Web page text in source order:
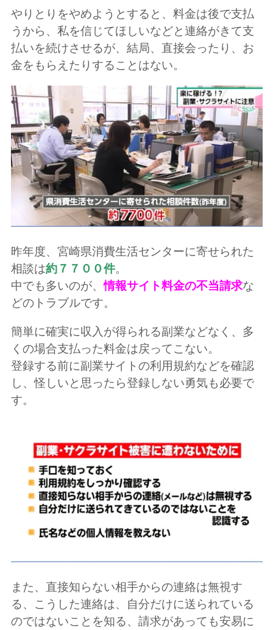
やりとりをやめようとすると、料金は後で支払
うから、私を信じてほしいなどと連絡がきて支
払いを続けさせるが、結局、直接会ったり、お
金をもらえたりすることはない。
昨年度、宮崎県消費生活センターに寄せられた
相談は約７７００件。
中でも多いのが、情報サイト料金の不当請求な
どのトラブルです。
簡単に確実に収入が得られる副業などなく、多
くの場合支払った料金は戻ってこない。
登録する前に副業サイトの利用規約などを確認
し、怪しいと思ったら登録しない勇気も必要で
す。
また、直接知らない相手からの連絡は無視す
る、こうした連絡は、自分だけに送られている
のではないことを知る、請求があっても安易に